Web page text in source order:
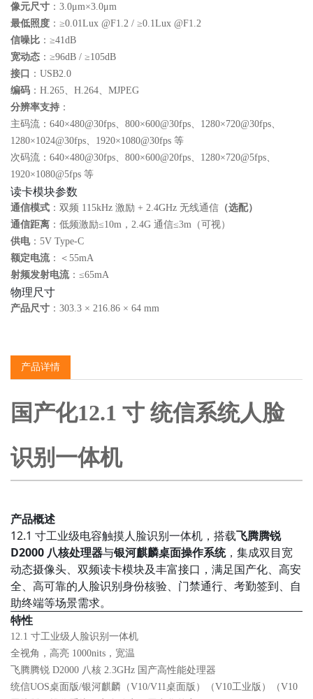
像元尺寸 ：3.0μm×3.0μm
最低照度 ：≥0.01Lux @F1.2 / ≥0.1Lux @F1.2
信噪比 ：≥41dB
宽动态 ：≥96dB / ≥105dB
接口 ：USB2.0
编码 ：H.265、H.264、MJPEG
分辨率支持 ：
主码流：640×480@30fps、800×600@30fps、1280×720@30fps、
1280×1024@30fps、1920×1080@30fps 等
次码流：640×480@30fps、800×600@20fps、1280×720@5fps、
1920×1080@5fps 等
读卡模块参数
通信模式 ：双频 115kHz 激励 + 2.4GHz 无线通信 （选配）
通信距离 ：低频激励≤10m，2.4G 通信≤3m（可视）
供电：5V Type‑C
额定电流：＜55mA
射频发射电流：≤65mA
物理尺寸
产品尺寸 ：303.3 × 216.86 × 64 mm
产品详情
国产化12.1 寸 统信系统人脸
识别一体机
产品概述
12.1 寸工业级电容触摸人脸识别一体机，搭载飞腾腾锐
D2000 八核处理器与银河麒麟桌面操作系统，集成双目宽
动态摄像头、双频读卡模块及丰富接口，满足国产化、高安
全、高可靠的人脸识别身份核验、门禁通行、考勤签到、自
助终端等场景需求。
特性
12.1 寸工业级人脸识别一体机
全视角，高亮 1000nits，宽温
飞腾腾锐 D2000 八核 2.3GHz 国产高性能处理器
统信UOS桌面版/银河麒麟（V10/V11桌面版）（V10工业版）（V10